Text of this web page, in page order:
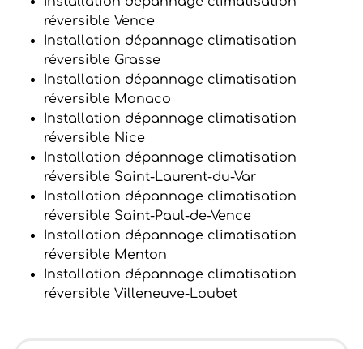
réversible Vence
Installation dépannage climatisation
réversible Grasse
Installation dépannage climatisation
réversible Monaco
Installation dépannage climatisation
réversible Nice
Installation dépannage climatisation
réversible Saint-Laurent-du-Var
Installation dépannage climatisation
réversible Saint-Paul-de-Vence
Installation dépannage climatisation
réversible Menton
Installation dépannage climatisation
réversible Villeneuve-Loubet